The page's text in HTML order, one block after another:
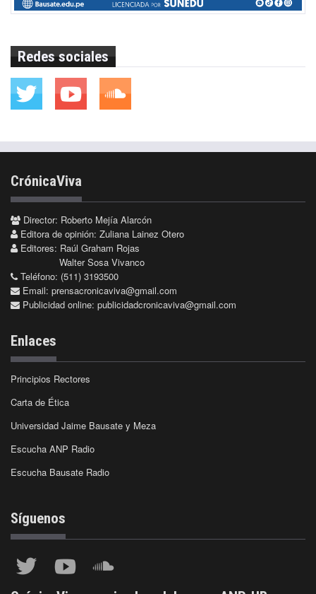
Redes sociales
CrónicaViva
Director: Roberto Mejía Alarcón
Editora de opinión: Zuliana Lainez Otero
Editores: Raúl Graham Rojas
Walter Sosa Vivanco
Teléfono: (511) 3193500
Email: prensacronicaviva@gmail.com
Publicidad online: publicidadcronicaviva@gmail.com
Enlaces
Principios Rectores
Carta de Ética
Universidad Jaime Bausate y Meza
Escucha ANP Radio
Escucha Bausate Radio
Síguenos